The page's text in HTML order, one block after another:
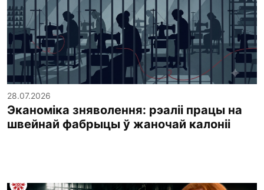
28.07.2026
Эканоміка зняволення: рэаліі працы на
швейнай фабрыцы ў жаночай калоніі